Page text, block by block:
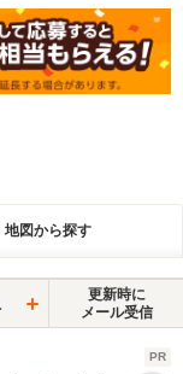
地図から探す
更新時に
メール受信
PR